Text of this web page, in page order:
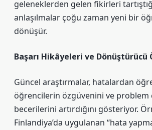
geleneklerden gelen fikirleri
anlaşılmalar çoğu zaman yeni bir
dönüşür.
Başarı Hikâyeleri ve Dönüştürücü
Güncel araştırmalar, hatalardan
öğrencilerin özgüvenini ve problem
becerilerini artırdığını gösteriyor.
Finlandiya’da uygulanan “hata